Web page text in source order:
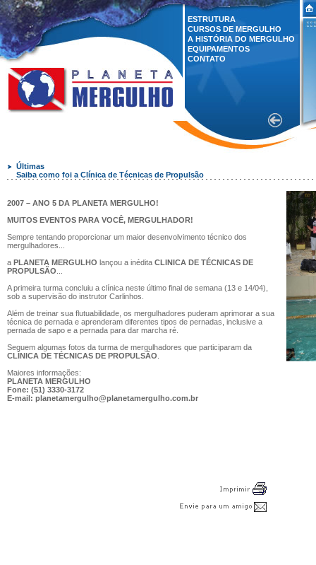
ESTRUTURA
CURSOS DE MERGULHO
A HISTÓRIA DO MERGULHO
EQUIPAMENTOS
CONTATO
Últimas
Saiba como foi a Clínica de Técnicas de Propulsão
2007 – ANO 5 DA PLANETA MERGULHO!
MUITOS EVENTOS PARA VOCÊ, MERGULHADOR!
Sempre tentando proporcionar um maior desenvolvimento técnico dos
mergulhadores...
a PLANETA MERGULHO lançou a inédita CLINICA DE TÉCNICAS DE
PROPULSÃO
A primeira turma concluiu a clínica neste último final de semana (13 e 14/04),
sob a supervisão do instrutor Carlinhos.
Além de treinar sua flutuabilidade, os mergulhadores puderam aprimorar a sua
técnica de pernada e aprenderam diferentes tipos de pernadas, inclusive a
pernada de sapo e a pernada para dar marcha ré.
Seguem algumas fotos da turma de mergulhadores que participaram da
CLÍNICA DE TÉCNICAS DE PROPULSÃO
Maiores informações:
PLANETA MERGULHO
Fone: (51) 3330-3172
E-mail: planetamergulho@planetamergulho.com.br